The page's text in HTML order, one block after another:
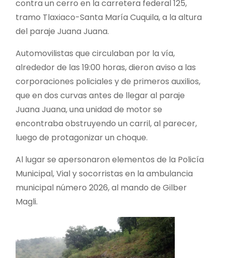
contra un cerro en la carretera federal 125,
tramo Tlaxiaco-Santa María Cuquila, a la altura
del paraje Juana Juana.
Automovilistas que circulaban por la vía,
alrededor de las 19:00 horas, dieron aviso a las
corporaciones policiales y de primeros auxilios,
que en dos curvas antes de llegar al paraje
Juana Juana, una unidad de motor se
encontraba obstruyendo un carril, al parecer,
luego de protagonizar un choque.
Al lugar se apersonaron elementos de la Policía
Municipal, Vial y socorristas en la ambulancia
municipal número 2026, al mando de Gilber
Magli.